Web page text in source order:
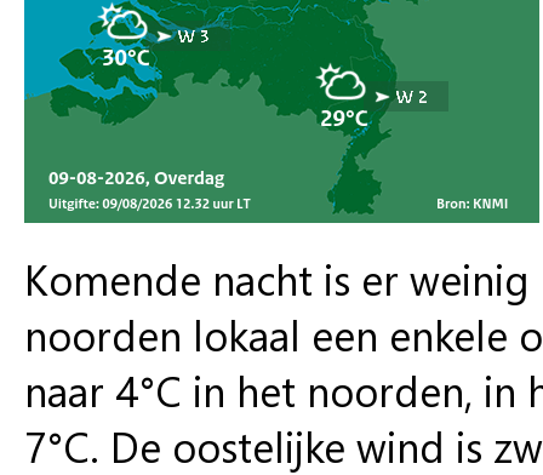
Komende nacht is er
noorden lokaal een enkele
naar 4°C in het noorden,
7°C. De oostelijke wind is